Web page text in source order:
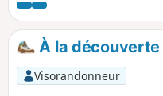
À la découverte
Visorandonneur